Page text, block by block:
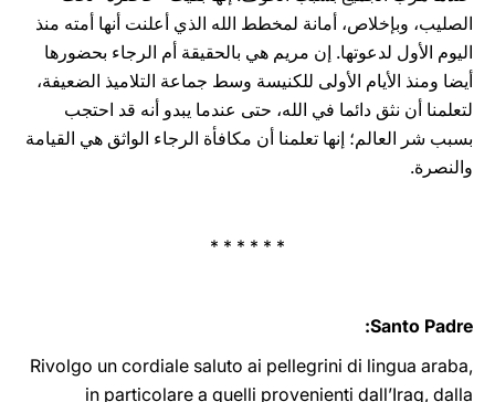
الصليب، ‏وبإخلاص، أمانة لمخطط الله الذي ‏أعلنت أنها أمته منذ
اليوم الأول لدعوتها. إن مريم هي بالحقيقة أم الرجاء ‏بحضورها
أيضا ومنذ الأيام الأولى للكنيسة وسط جماعة التلاميذ الضعيفة،
لتعلمنا أن نثق دائما في الله، حتى ‏عندما يبدو أنه قد احتجب‏
بسبب شر العالم؛ إنها تعلمنا أن مكافأة الرجاء الواثق هي القيامة
والنصرة.‏
* * * * * *
Santo Padre:
Rivolgo un cordiale saluto ai pellegrini di lingua ‎araba,
‎in ‎‎‎particolare a quelli provenienti dall’Iraq, dalla